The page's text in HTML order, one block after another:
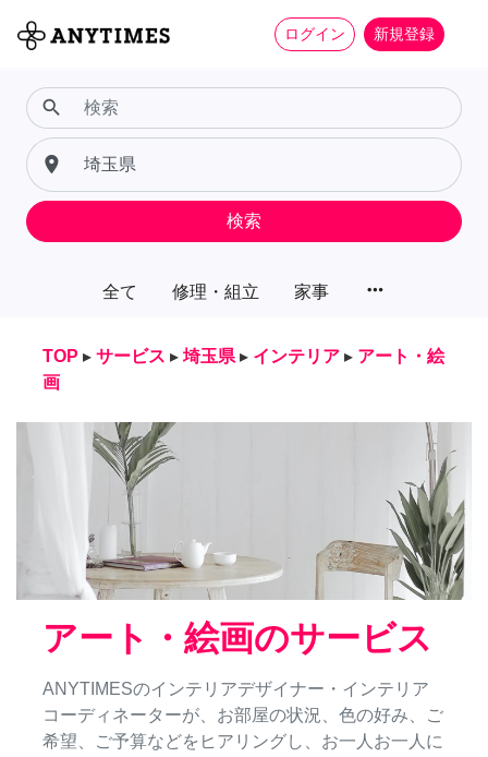
ログイン 新規登録
全て 修理・組立 家事 more_horiz
search
place
検索
TOP ▸ サービス ▸ 埼玉県 ▸ インテリア ▸ アート・絵
画
アート・絵画のサービス
ANYTIMESのインテリアデザイナー・インテリア
コーディネーターが、お部屋の状況、色の好み、ご
希望、ご予算などをヒアリングし、お一人お一人に